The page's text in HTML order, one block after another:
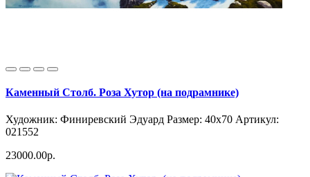
Каменный Столб. Роза Хутор (на подрамнике)
Художник: Финиревский Эдуард Размер: 40x70 Артикул:
021552
23000.00р.